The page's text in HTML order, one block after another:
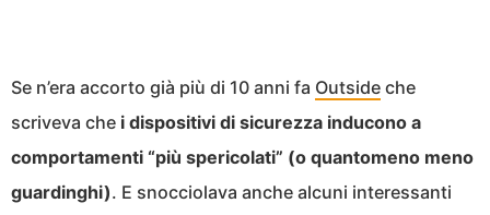
Se n’era accorto già più di 10 anni fa Outside che
scriveva che i dispositivi di sicurezza inducono a
comportamenti “più spericolati” (o quantomeno meno
guardinghi). E snocciolava anche alcuni interessanti